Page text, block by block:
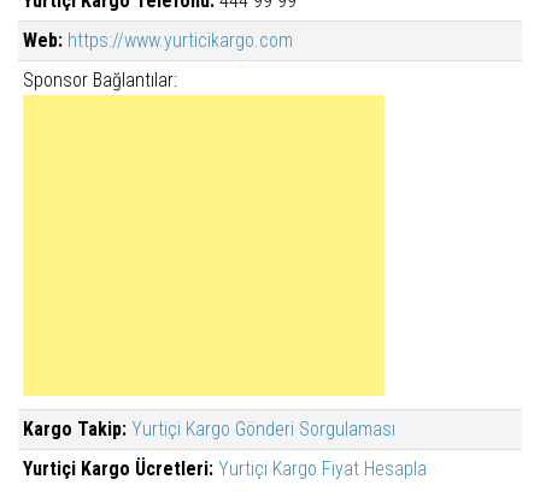
Web: https://www.yurticikargo.com
Sponsor Bağlantılar:
Kargo Takip: Yurtiçi Kargo Gönderi Sorgulaması
Yurtiçi Kargo Ücretleri: Yurtiçi Kargo Fiyat Hesapla